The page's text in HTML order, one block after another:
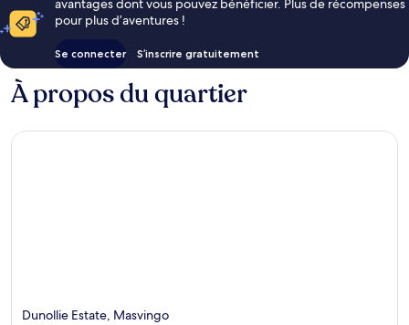
pour plus d’aventures !
Se connecter S’inscrire gratuitement
À propos du quartier
Dunollie Estate, Masvingo